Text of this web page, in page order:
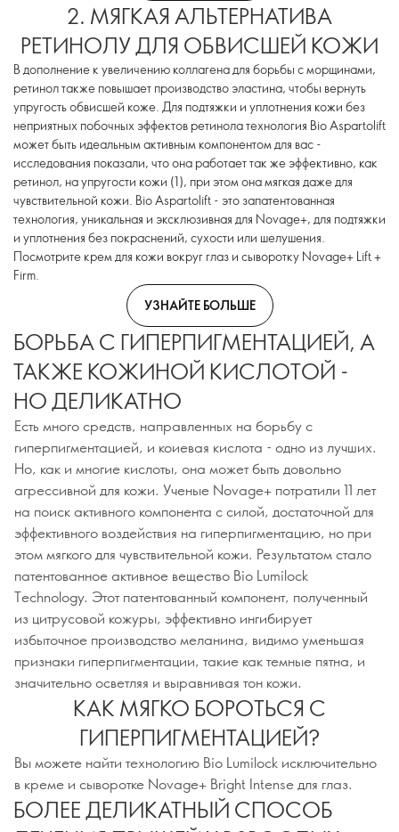
2. МЯГКАЯ АЛЬТЕРНАТИВА
РЕТИНОЛУ ДЛЯ ОБВИСШЕЙ КОЖИ
В дополнение к увеличению коллагена для борьбы с морщинами,
ретинол также повышает производство эластина, чтобы вернуть
упругость обвисшей коже. Для подтяжки и уплотнения кожи без
неприятных побочных эффектов ретинола технология Bio Aspartolift
может быть идеальным активным компонентом для вас -
исследования показали, что она работает так же эффективно, как
ретинол, на упругости кожи (1), при этом она мягкая даже для
чувствительной кожи. Bio Aspartolift - это запатентованная
технология, уникальная и эксклюзивная для Novage+, для подтяжки
и уплотнения без покраснений, сухости или шелушения.
Посмотрите крем для кожи вокруг глаз и сыворотку Novage+ Lift +
Firm.
УЗНАЙТЕ БОЛЬШЕ
БОРЬБА С ГИПЕРПИГМЕНТАЦИЕЙ, А
ТАКЖЕ КОЖИНОЙ КИСЛОТОЙ -
НО ДЕЛИКАТНО
Есть много средств, направленных на борьбу с
гиперпигментацией, и коиевая кислота - одно из лучших.
Но, как и многие кислоты, она может быть довольно
агрессивной для кожи. Ученые Novage+ потратили 11 лет
на поиск активного компонента с силой, достаточной для
эффективного воздействия на гиперпигментацию, но при
этом мягкого для чувствительной кожи. Результатом стало
патентованное активное вещество Bio Lumilock
Technology. Этот патентованный компонент, полученный
из цитрусовой кожуры, эффективно ингибирует
избыточное производство меланина, видимо уменьшая
признаки гиперпигментации, такие как темные пятна, и
значительно осветляя и выравнивая тон кожи.
КАК МЯГКО БОРОТЬСЯ С
ГИПЕРПИГМЕНТАЦИЕЙ?
Вы можете найти технологию Bio Lumilock исключительно
в креме и сыворотке Novage+ Bright Intense для глаз.
БОЛЕЕ ДЕЛИКАТНЫЙ СПОСОБ